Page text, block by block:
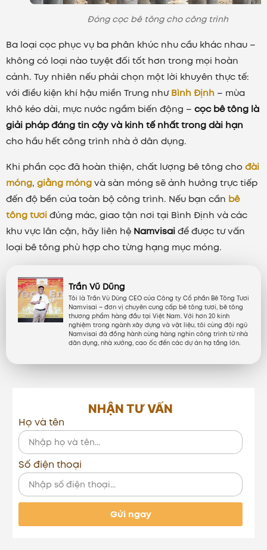
Đóng cọc bê tông cho công trình
Ba loại cọc phục vụ ba phân khúc nhu cầu khác nhau –
không có loại nào tuyệt đối tốt hơn trong mọi hoàn
cảnh. Tuy nhiên nếu phải chọn một lời khuyên thực tế:
với điều kiện khí hậu miền Trung nhưBình Định – mùa
khô kéo dài, mực nước ngầm biến động – cọc bê tông là
giải pháp đáng tin cậy và kinh tế nhất trong dài hạn
cho hầu hết công trình nhà ở dân dụng.
Khi phần cọc đã hoàn thiện, chất lượng bê tông chođài
móng, giằng móngvà sàn móng sẽ ảnh hưởng trực tiếp
đến độ bền của toàn bộ công trình. Nếu bạn cần bê
tông tươiđúng mác, giao tận nơi tại Bình Định và các
khu vực lân cận, hãy liên hệ Namvisaiđể được tư vấn
loại bê tông phù hợp cho từng hạng mục móng.
Trần Vũ Dũng
Tôi là Trần Vũ Dũng CEO của Công ty Cổ phần Bê Tông Tươi
Namvisai – đơn vị chuyên cung cấp bê tông tươi, bê tông
thương phẩm hàng đầu tại Việt Nam. Với hơn 20 kinh
nghiệm trong ngành xây dựng và vật liệu, tôi cùng đội ngũ
Namvisai đã đồng hành cùng hàng nghìn công trình từ nhà
dân dụng, nhà xưởng, cao ốc đến các dự án hạ tầng lớn.
NHẬN TƯ VẤN
Họ và tên
Số điện thoại
Gửi ngay